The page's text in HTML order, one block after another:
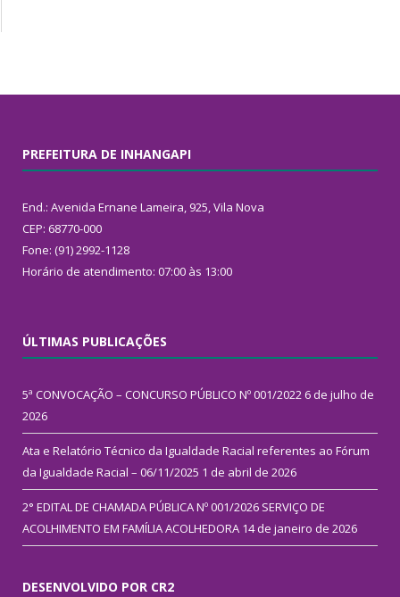
PREFEITURA DE INHANGAPI
End.: Avenida Ernane Lameira, 925, Vila Nova
CEP: 68770-000
Fone: (91) 2992-1128
Horário de atendimento: 07:00 às 13:00
ÚLTIMAS PUBLICAÇÕES
5ª CONVOCAÇÃO – CONCURSO PÚBLICO Nº 001/2022 6 de julho de
2026
Ata e Relatório Técnico da Igualdade Racial referentes ao Fórum
da Igualdade Racial – 06/11/2025 1 de abril de 2026
2° EDITAL DE CHAMADA PÚBLICA Nº 001/2026 SERVIÇO DE
ACOLHIMENTO EM FAMÍLIA ACOLHEDORA 14 de janeiro de 2026
DESENVOLVIDO POR CR2